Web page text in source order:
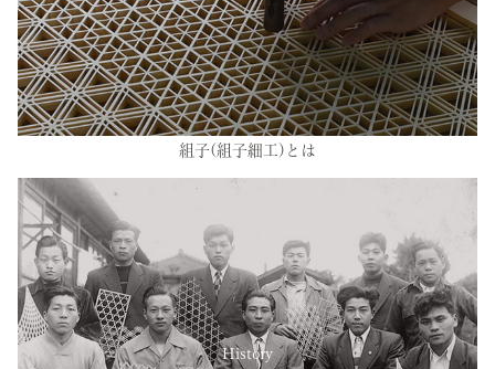
組子(組子細工)とは
History